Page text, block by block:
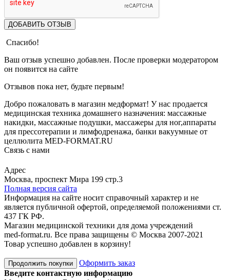
ДОБАВИТЬ ОТЗЫВ
Спасибо!
Ваш отзыв успешно добавлен. После проверки модератором
он появится на сайте
Отзывов пока нет, будьте первым!
Добро пожаловать в магазин медформат! У нас продается
медицинская техника домашнего назначения: массажные
накидки, массажные подушки, массажеры для ног,аппараты
для прессотерапии и лимфодренажа, банки вакуумные от
целлюлита MED-FORMAT.RU
Связь с нами
Адрес
Москва, проспект Мира 199 стр.3
Полная версия сайта
Информация на сайте носит справочный характер и не
является публичной офертой, определяемой положениями ст.
437 ГК РФ.
Магазин медицинской техники для дома учреждений
med-format.ru. Все права защищены © Москва 2007-2021
Товар успешно добавлен в корзину!
Продолжить покупки
Оформить заказ
Введите контактную информацию